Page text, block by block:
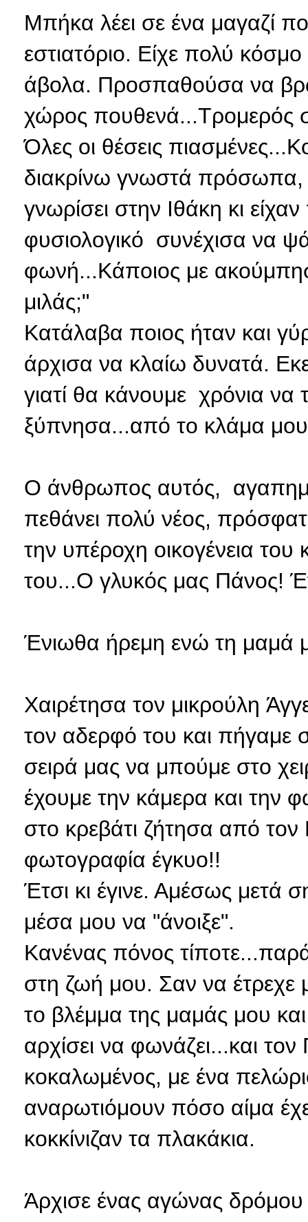
Μπήκα λέει σε ένα μαγαζί
εστιατόριο. Είχε πολύ
άβολα. Προσπαθούσα να
χώρος πουθενά...Τρομερός
Όλες οι θέσεις
διακρίνω γνωστά
γνωρίσει στην Ιθάκη κι
φυσιολογικό συνέχισα να
φωνή...Κάποιος με
μιλάς;"
Κατάλαβα ποιος ήταν και
άρχισα να κλαίω δυνατά.
γιατί θα κάνουμε χρόνια να
ξύπνησα...από το κλάμα
Ο άνθρωπος αυτός,
πεθάνει πολύ νέος,
την υπέροχη οικογένεια του
του...Ο γλυκός μας Πάνος!
Ένιωθα ήρεμη ενώ τη μαμά
Χαιρέτησα τον μικρούλη
τον αδερφό του και πήγαμε
σειρά μας να μπούμε στο
έχουμε την κάμερα και την
στο κρεβάτι ζήτησα από τον
φωτογραφία έγκυο!!
Έτσι κι έγινε. Αμέσως μετά
μέσα μου να "άνοιξε".
Κανένας πόνος
στη ζωή μου. Σαν να έτρεχε
το βλέμμα της μαμάς μου
αρχίσει να φωνάζει...και
κοκαλωμένος, με ένα
αναρωτιόμουν πόσο αίμα
κοκκίνιζαν τα πλακάκια.
Άρχισε ένας αγώνας δρόμου